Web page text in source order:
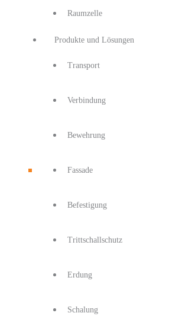
Raumzelle
Produkte und Lösungen
Transport
Verbindung
Bewehrung
Fassade
Befestigung
Trittschallschutz
Erdung
Schalung